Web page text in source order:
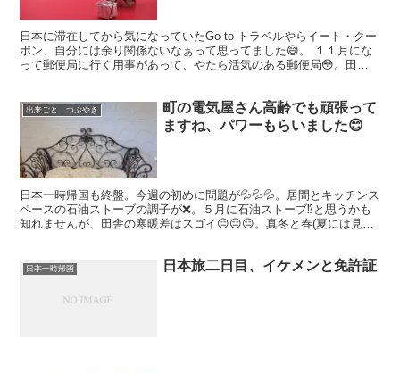
日本に滞在してから気になっていたGo to トラベルやらイート・クー
ポン、自分には余り関係ないなぁって思ってました😅。 １１月にな
って郵便局に行く用事があって、やたら活気のある郵便局😳。田舎
出来ごと・つぶやき
町の電気屋さん高齢でも頑張って
ますね、パワーもらいました😊
日本一時帰国も終盤。今週の初めに問題が💦💦💦。居間とキッチンス
ペースの石油ストーブの調子が❌。５月に石油ストーブ⁉️と思うかも
知れませんが、田舎の寒暖差はスゴイ😑😑😑。真冬と春(夏には見た
日本一時帰国 日本旅二日目、イケメンと免許証